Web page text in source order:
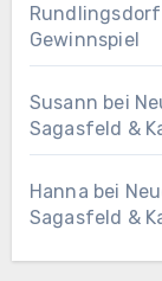
Gewinnspiel
Susann bei
Sagasfeld &
Hanna bei
Sagasfeld &